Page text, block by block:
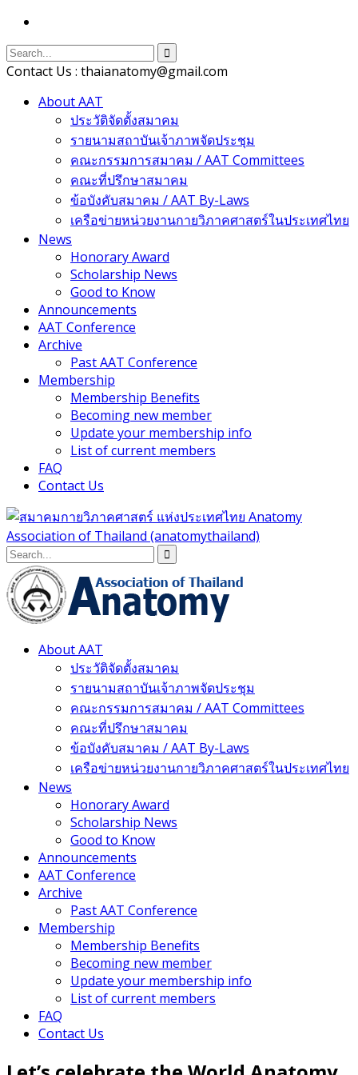
Contact Us : thaianatomy@gmail.com
About AAT
ประวัติจัดตั้งสมาคม
รายนามสถาบันเจ้าภาพจัดประชุม
คณะกรรมการสมาคม / AAT Committees
คณะที่ปรึกษาสมาคม
ข้อบังคับสมาคม / AAT By-Laws
เครือข่ายหน่วยงานกายวิภาคศาสตร์ในประเทศไทย
News
Honorary Award
Scholarship News
Good to Know
Announcements
AAT Conference
Archive
Past AAT Conference
Membership
Membership Benefits
Becoming new member
Update your membership info
List of current members
FAQ
Contact Us
About AAT
ประวัติจัดตั้งสมาคม
รายนามสถาบันเจ้าภาพจัดประชุม
คณะกรรมการสมาคม / AAT Committees
คณะที่ปรึกษาสมาคม
ข้อบังคับสมาคม / AAT By-Laws
เครือข่ายหน่วยงานกายวิภาคศาสตร์ในประเทศไทย
News
Honorary Award
Scholarship News
Good to Know
Announcements
AAT Conference
Archive
Past AAT Conference
Membership
Membership Benefits
Becoming new member
Update your membership info
List of current members
FAQ
Contact Us